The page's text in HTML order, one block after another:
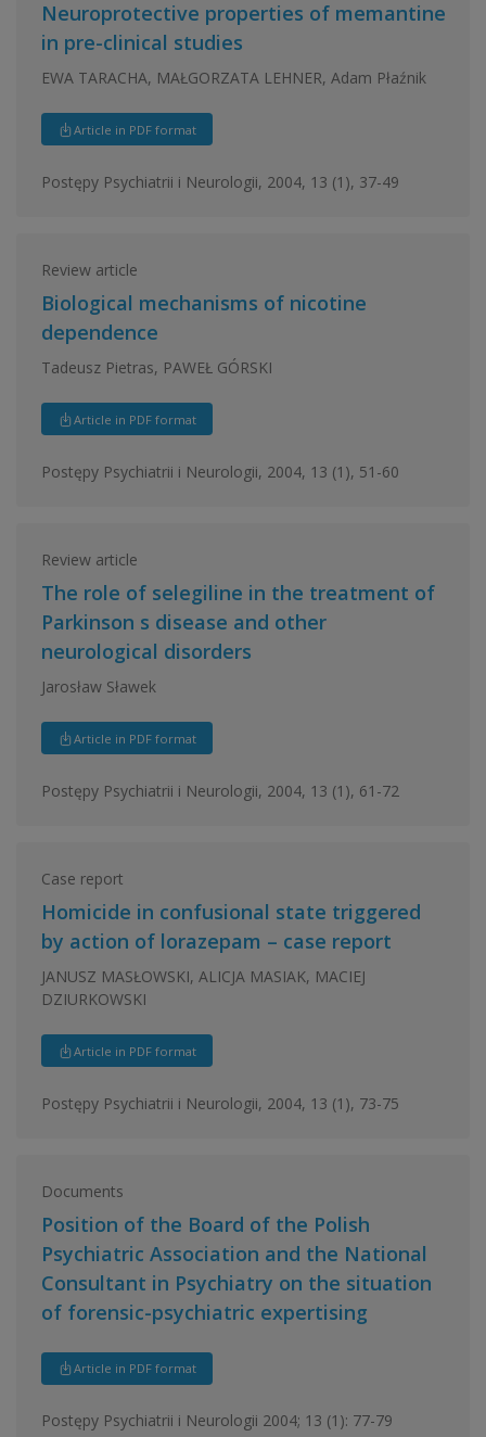
Neuroprotective properties of memantine
in pre-clinical studies
EWA TARACHA, MAŁGORZATA LEHNER, Adam Płaźnik
Article in PDF format
Postępy Psychiatrii i Neurologii, 2004, 13 (1), 37-49
Review article
Biological mechanisms of nicotine
dependence
Tadeusz Pietras, PAWEŁ GÓRSKI
Article in PDF format
Postępy Psychiatrii i Neurologii, 2004, 13 (1), 51-60
Review article
The role of selegiline in the treatment of
Parkinson s disease and other
neurological disorders
Jarosław Sławek
Article in PDF format
Postępy Psychiatrii i Neurologii, 2004, 13 (1), 61-72
Case report
Homicide in confusional state triggered
by action of lorazepam – case report
JANUSZ MASŁOWSKI, ALICJA MASIAK, MACIEJ
DZIURKOWSKI
Article in PDF format
Postępy Psychiatrii i Neurologii, 2004, 13 (1), 73-75
Documents
Position of the Board of the Polish
Psychiatric Association and the National
Consultant in Psychiatry on the situation
of forensic-psychiatric expertising
Article in PDF format
Postępy Psychiatrii i Neurologii 2004; 13 (1): 77-79